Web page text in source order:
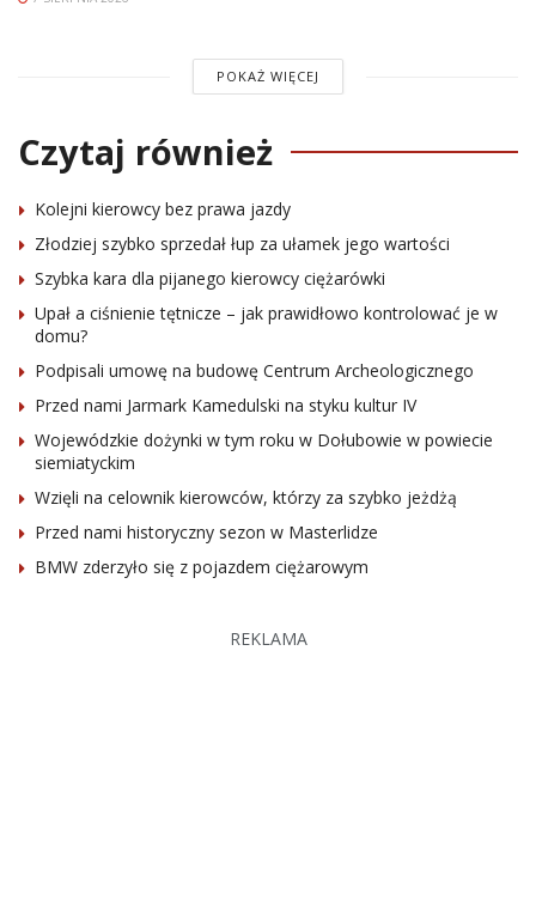
POKAŻ WIĘCEJ
Czytaj również
Kolejni kierowcy bez prawa jazdy
Złodziej szybko sprzedał łup za ułamek jego wartości
Szybka kara dla pijanego kierowcy ciężarówki
Upał a ciśnienie tętnicze – jak prawidłowo kontrolować je w
domu?
Podpisali umowę na budowę Centrum Archeologicznego
Przed nami Jarmark Kamedulski na styku kultur IV
Wojewódzkie dożynki w tym roku w Dołubowie w powiecie
siemiatyckim
Wzięli na celownik kierowców, którzy za szybko jeżdżą
Przed nami historyczny sezon w Masterlidze
BMW zderzyło się z pojazdem ciężarowym
REKLAMA